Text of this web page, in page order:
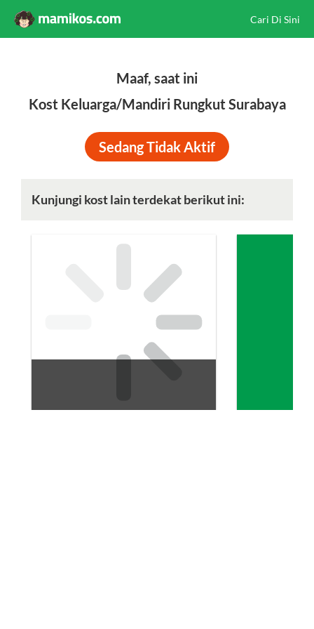
Cari Di Sini
Maaf, saat ini
Kost Keluarga/Mandiri Rungkut Surabaya
Sedang Tidak Aktif
Kunjungi kost lain terdekat berikut ini: